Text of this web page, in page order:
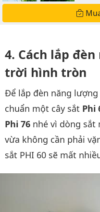
Cách lắp
trời hình tròn
Để lắp đèn năng
chuẩn một cây sắt Phi
Phi 76 nhé vì dòng sắt
vừa không cần phải
sắt PHI 60 sẽ mất